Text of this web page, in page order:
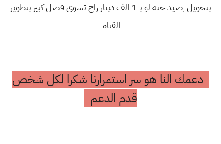
بتحويل رصيد حته لو بـ 1 الف دينار راح تسوي فضل كبير بتطوير
القناة
دعمك النا هو سر استمرارنا شكرا لكل شخص
قدم الدعم